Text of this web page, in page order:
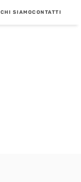
CHI SIAMOCONTATTI